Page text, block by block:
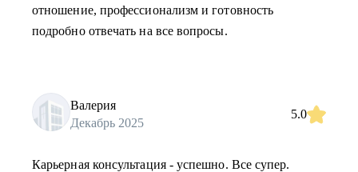
отношение, профессионализм и готовность
подробно отвечать на все вопросы.
Валерия
Декабрь 2025
5.0
Карьерная консультация - успешно. Все супер.